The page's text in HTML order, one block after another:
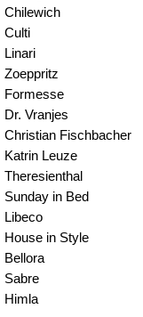
Chilewich
Culti
Linari
Zoeppritz
Formesse
Dr. Vranjes
Christian Fischbacher
Katrin Leuze
Theresienthal
Sunday in Bed
Libeco
House in Style
Bellora
Sabre
Himla